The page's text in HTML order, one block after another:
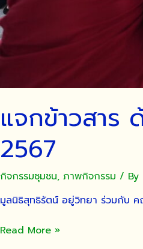
แจกข้าวสาร
2567
กิจกรรมชุมชน, ภาพกิจกรรม / By
มูลนิธิสุทธิรัตน์ อยู่วิทยา ร่วมกับ
แจก
Read More »